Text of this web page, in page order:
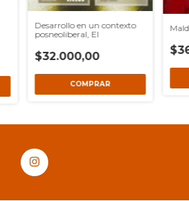
Desarrollo en un contexto
posneoliberal, El
$32.000,00